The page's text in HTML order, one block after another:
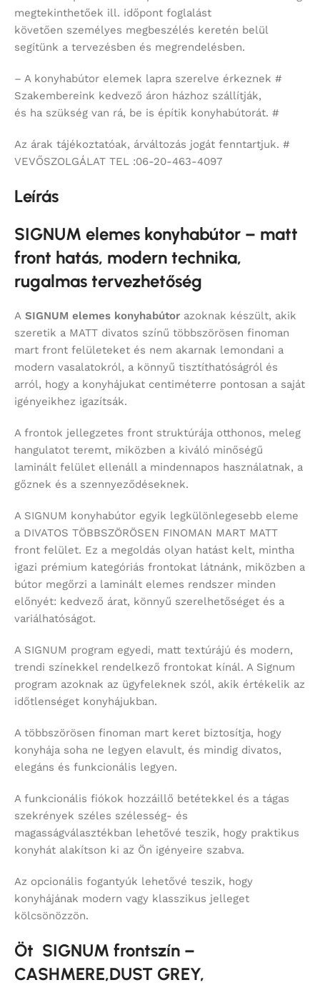
megtekinthetőek ill. időpont foglalást
követően személyes megbeszélés keretén belül
segítünk a tervezésben és megrendelésben.
– A konyhabútor elemek lapra szerelve érkeznek #
Szakembereink kedvező áron házhoz szállítják,
és ha szükség van rá, be is építik konyhabútorát. #
Az árak tájékoztatóak, árváltozás jogát fenntartjuk. #
VEVŐSZOLGÁLAT TEL :06-20-463-4097
Leírás
SIGNUM elemes konyhabútor – matt
front hatás, modern technika,
rugalmas tervezhetőség
A SIGNUM elemes konyhabútor azoknak készült, akik
szeretik a MATT divatos színű többszörösen finoman
mart front felületeket és nem akarnak lemondani a
modern vasalatokról, a könnyű tisztíthatóságról és
arról, hogy a konyhájukat centiméterre pontosan a saját
igényeikhez igazítsák.
A frontok jellegzetes front struktúrája otthonos, meleg
hangulatot teremt, miközben a kiváló minőségű
laminált felület ellenáll a mindennapos használatnak, a
gőznek és a szennyeződéseknek.
A SIGNUM konyhabútor egyik legkülönlegesebb eleme
a DIVATOS TÖBBSZÖRÖSEN FINOMAN MART MATT
front felület. Ez a megoldás olyan hatást kelt, mintha
igazi prémium kategóriás frontokat látnánk, miközben a
bútor megőrzi a laminált elemes rendszer minden
előnyét: kedvező árat, könnyű szerelhetőséget és a
variálhatóságot.
A SIGNUM program egyedi, matt textúrájú és modern,
trendi színekkel rendelkező frontokat kínál. A Signum
program azoknak az ügyfeleknek szól, akik értékelik az
időtlenséget konyhájukban.
A többszörösen finoman mart keret biztosítja, hogy
konyhája soha ne legyen elavult, és mindig divatos,
elegáns és funkcionális legyen.
A funkcionális fiókok hozzáillő betétekkel és a tágas
szekrények széles szélesség- és
magasságválasztékban lehetővé teszik, hogy praktikus
konyhát alakítson ki az Ön igényeire szabva.
Az opcionális fogantyúk lehetővé teszik, hogy
konyhájának modern vagy klasszikus jelleget
kölcsönözzön.
Öt SIGNUM frontszín –
CASHMERE,DUST GREY,